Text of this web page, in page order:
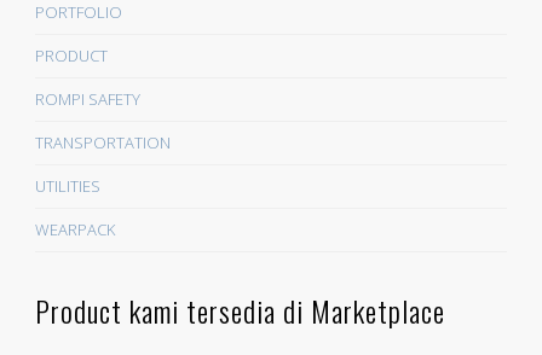
PORTFOLIO
PRODUCT
ROMPI SAFETY
TRANSPORTATION
UTILITIES
WEARPACK
Product kami tersedia di Marketplace